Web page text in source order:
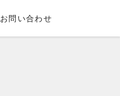
お問い合わせ